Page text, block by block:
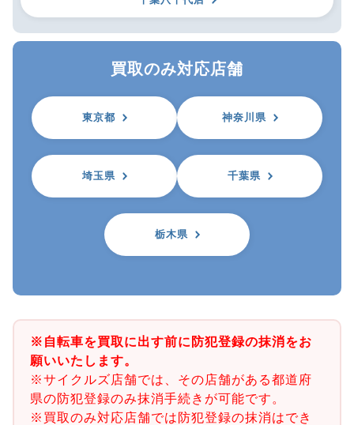
買取のみ対応店舗
東京都 神奈川県
埼玉県 千葉県
栃木県
※自転車を買取に出す前に防犯登録の抹消をお
願いいたします。
※サイクルズ店舗では、その店舗がある都道府
県の防犯登録のみ抹消手続きが可能です。
※買取のみ対応店舗では防犯登録の抹消はでき